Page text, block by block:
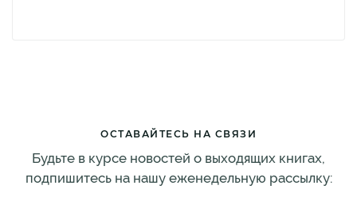
ОСТАВАЙТЕСЬ НА СВЯЗИ
Будьте в курсе новостей о выходящих книгах,
подпишитесь на нашу еженедельную рассылку: